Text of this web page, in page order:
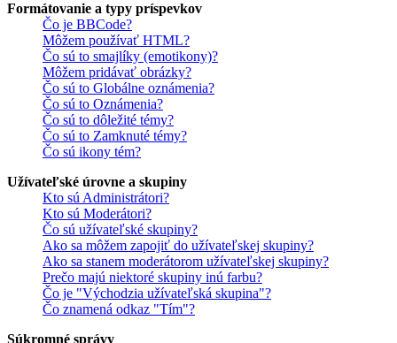
Formátovanie a typy príspevkov
Čo je BBCode?
Môžem používať HTML?
Čo sú to smajlíky (emotikony)?
Môžem pridávať obrázky?
Čo sú to Globálne oznámenia?
Čo sú to Oznámenia?
Čo sú to dôležité témy?
Čo sú to Zamknuté témy?
Čo sú ikony tém?
Užívateľské úrovne a skupiny
Kto sú Administrátori?
Kto sú Moderátori?
Čo sú užívateľské skupiny?
Ako sa môžem zapojiť do užívateľskej skupiny?
Ako sa stanem moderátorom užívateľskej skupiny?
Prečo majú niektoré skupiny inú farbu?
Čo je "Východzia užívateľská skupina"?
Čo znamená odkaz "Tím"?
Súkromné správy